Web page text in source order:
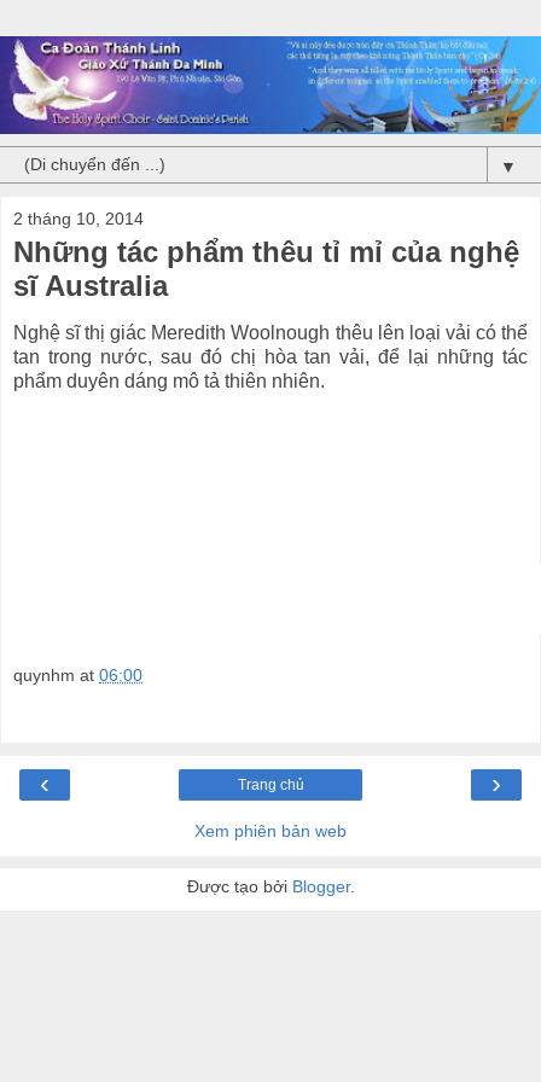
▼
2 tháng 10, 2014
Những tác phẩm thêu tỉ mỉ của nghệ
sĩ Australia
Nghệ sĩ thị giác Meredith Woolnough thêu lên loại vải có thể
tan trong nước, sau đó chị hòa tan vải, để lại những tác
phẩm duyên dáng mô tả thiên nhiên.
quynhm at 06:00
‹ ›
Trang chủ
Xem phiên bản web
Được tạo bởi Blogger.